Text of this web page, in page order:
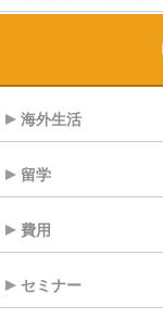
海外生活
留学
費用
セミナー